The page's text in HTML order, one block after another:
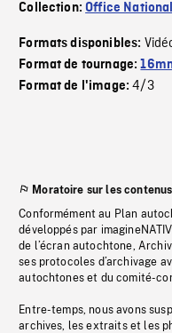
Collection:Office
Formats disponibles:
Format de tournage:
Format de l'image:4/3
Moratoire sur les
Conformément au Plan
développés par
de l’écran autochtone,
ses protocoles d’archivage
autochtones et du comité-
Entre-temps, nous avons
archives, les extraits et les